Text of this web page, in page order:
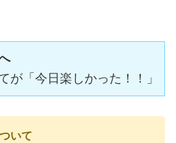
が「今日楽しかった！！」
いて